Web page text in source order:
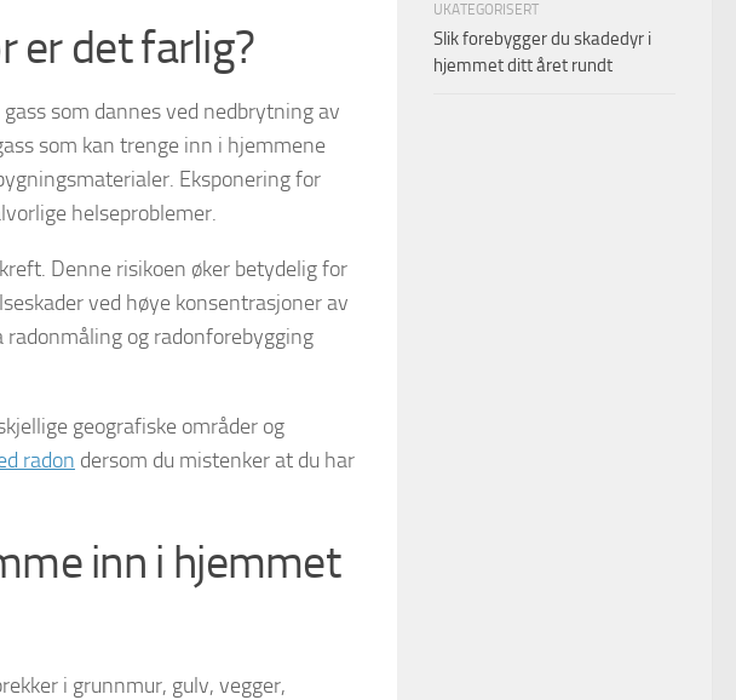
er det farlig?
som dannes ved nedbrytning av
som kan trenge inn i hjemmene
Eksponering for
helseproblemer.
Denne risikoen øker betydelig for
ved høye konsentrasjoner av
og radonforebygging
geografiske områder og
radon dersom du mistenker at du har
inn i hjemmet
i grunnmur, gulv, vegger,
UKATEGORISERT
Slik forebygger du skadedyr i
hjemmet ditt året rundt